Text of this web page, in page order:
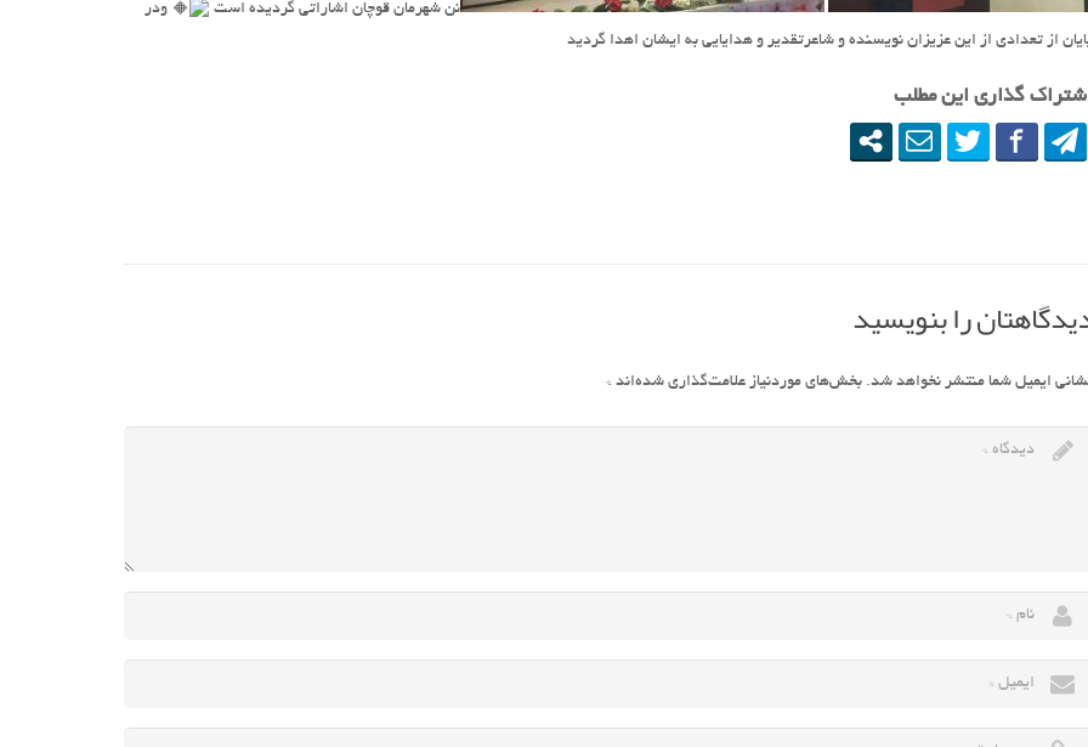
نن شهرمان قوچان اشاراتی گردیده است
ودر
از تعدادی از این عزیزان نویسنده و شاعرتقدیر و هدایایی به ایشان اهدا گردید
گذاری این مطلب
را بنویسید
ایمیل شما منتشر نخواهد شد. بخش‌های موردنیاز علامت‌گذاری شده‌اند *